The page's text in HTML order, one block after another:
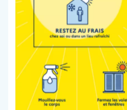
JOLIVET Emmanuel
KACIMI Azedine
KALALA Cédric